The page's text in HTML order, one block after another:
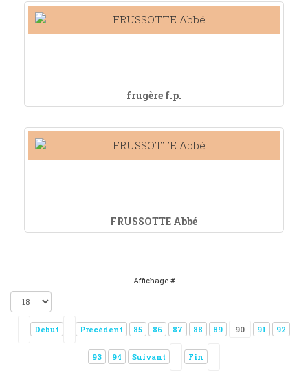
frugère f.p.
FRUSSOTTE Abbé
Affichage #
Début Précédent 85 86 87 88 89 90 91 92
93 94 Suivant Fin